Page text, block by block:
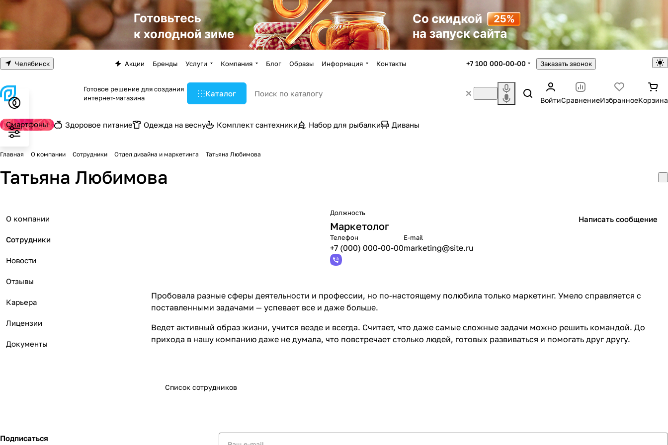
Челябинск Акции Бренды Услуги Компания Блог Образы Информация Контакты +7 100 000-00-00 Заказать звонок
Готовое решение для создания
интернет-магазина
Каталог
ВойтиСравнениеИзбранноеКорзина
Смартфоны Здоровое питание Одежда на весну Комплект сантехники Набор для рыбалки Диваны
Главная О компании Сотрудники Отдел дизайна и маркетинга Татьяна Любимова
Татьяна Любимова
Должность
Маркетолог
Телефон
+7 (000) 000-00-00
E-mail
marketing@site.ru
Написать сообщение
Пробовала разные сферы деятельности и профессии, но по-настоящему полюбила только маркетинг. Умело справляется с
поставленными задачами — успевает все и даже больше.
Ведет активный образ жизни, учится везде и всегда. Считает, что даже самые сложные задачи можно решить командой. До
прихода в нашу компанию даже не думала, что повстречает столько людей, готовых развиваться и помогать друг другу.
Список сотрудников
О компании
Сотрудники
Новости
Отзывы
Карьера
Лицензии
Документы
Подписаться